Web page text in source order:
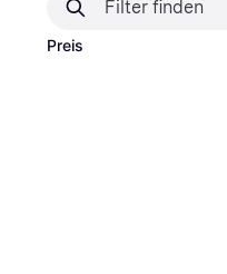
Preis